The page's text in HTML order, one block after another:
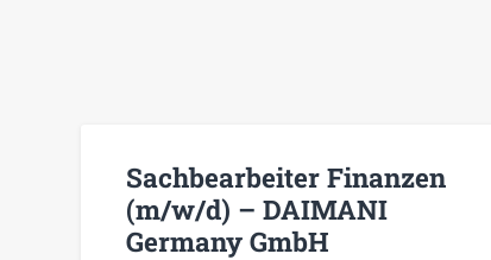
Sachbearbeiter Finanzen
(m/w/d) – DAIMANI
Germany GmbH